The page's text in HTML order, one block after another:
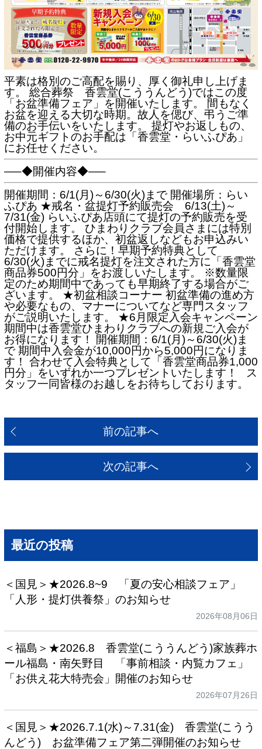
平素は格別のご高配を賜り、厚く御礼申し上げま
す。 総合葬祭 香雲堂(こううんどう)ではこの度
「お盆準備フェア」を開催いたします。 間もなく
お盆を迎える大切な時期。故人を偲び、弔うご準
備のお手伝いをいたします。 提灯やお返しもの、
お中元ギフトのお手配は「香雲堂・らいふぴあ」
にお任せください。
—–◆開催内容◆—–
開催期間：6/1(月)～6/30(火)まで 開催場所：らい
ふぴあ ★戒名・盆提灯予約販売会 6/13(土)～
7/31(金) らいふぴあ店頭にて提灯の予約販売を受
付開始します。 ひまわりクラブ会員さまには特別
価格で提供するほか、初盆返しなどもお申込みい
ただけます。 さらに！早期予約特典として
6/30(火)までに戒名提灯を注文された方に「香雲堂
商品券500円分」をお渡しいたします。 ※数量限
定のため期間中であっても早期終了する場合がご
ざいます。 ★初盆相談コーナー 初盆準備の進め方
や必要なもの、マナーについてなど専門スタッフ
がご説明いたします。 ★6月限定入会キャンペーン
期間中は香雲堂ひまわりクラブへの新規ご入会が
お得になります！ 開催期間：6/1(月)～6/30(火)ま
で 期間中入会金が10,000円から5,000円になりま
す！ 合わせて入会特典として「香雲堂商品券1,000
円分」をいずれか一つプレゼントいたします！ ス
タッフ一同皆様のお越しをお待ちしております。
前の記事へ
次の記事へ
最近の投稿
＜国見＞★2026.8~9 「夏の安心相談フェア」
「人形・提灯供養祭」のお知らせ
2026年08月06日
＜福島＞★2026.8 香雲堂(こううんどう)家族葬ホ
ール福島・南矢野目 「事前相談・内覧カフェ」
「お供え花大特売会」開催のお知らせ
2026年07月26日
＜国見＞★2026.7.1(水)～7.31(金) 香雲堂(こうう
んどう) お盆準備フェア第二弾開催のお知らせ